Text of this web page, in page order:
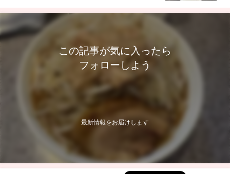
この記事が気に入ったら
フォローしよう
最新情報をお届けします